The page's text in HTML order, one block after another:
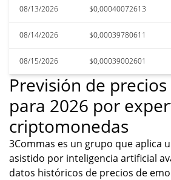
08/13/2026 $0,00040072613
08/14/2026 $0,00039780611
08/15/2026 $0,00039002601
Previsión de
para 2026 por
criptomonedas
3Commas es un grupo que aplica
asistido por inteligencia artificial
datos históricos de precios de